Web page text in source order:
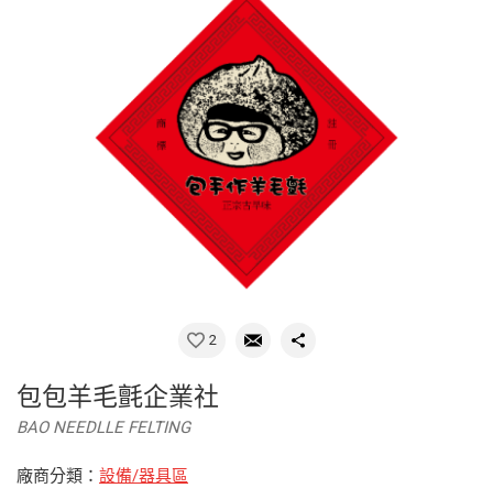
2
包包羊毛氈企業社
BAO NEEDLLE FELTING
廠商分類： 設備/器具區